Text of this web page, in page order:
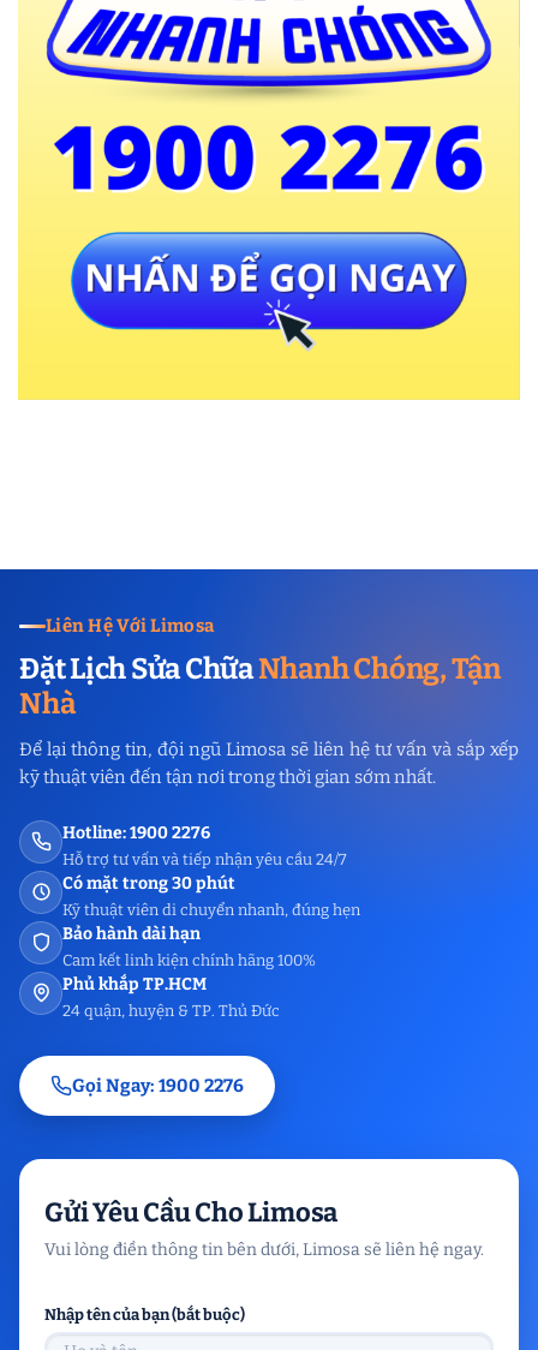
Liên Hệ Với Limosa
Đặt Lịch Sửa ChữaNhanh Chóng, Tận
Nhà
Để lại thông tin, đội ngũ Limosa sẽ liên hệ tư vấn và sắp xếp
kỹ thuật viên đến tận nơi trong thời gian sớm nhất.
Hotline: 1900 2276
Hỗ trợ tư vấn và tiếp nhận yêu cầu 24/7
Có mặt trong 30 phút
Kỹ thuật viên di chuyển nhanh, đúng hẹn
Bảo hành dài hạn
Cam kết linh kiện chính hãng 100%
Phủ khắp TP.HCM
24 quận, huyện & TP. Thủ Đức
Gọi Ngay: 1900 2276
Gửi Yêu Cầu Cho Limosa
Vui lòng điền thông tin bên dưới, Limosa sẽ liên hệ ngay.
Nhập tên của bạn (bắt buộc)